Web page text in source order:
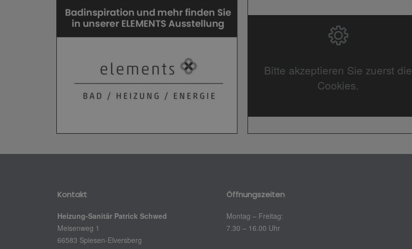
Bitte akzeptieren Sie zuerst die
Cookies.
Kontakt
Heizung-Sanitär Patrick Schwed
Meisenweg 1
66583 Spiesen-Elversberg
Öffnungszeiten
Montag – Freitag:
7.30 – 16.00 Uhr